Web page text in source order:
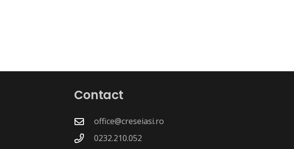
Contact
office@creseiasi.ro
0232.210.052